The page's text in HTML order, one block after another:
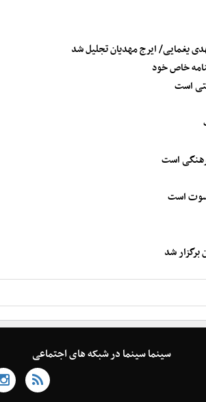
خاص خود
است
است
است
شد
سینما سینما در شبکه های اجتماعی